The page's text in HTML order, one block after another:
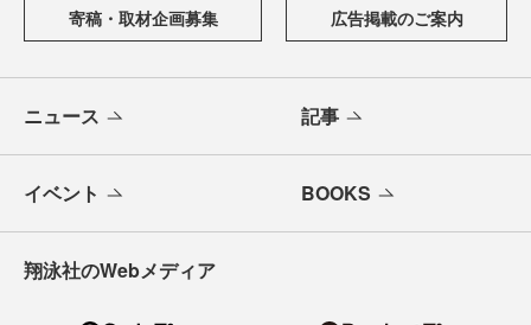
寄稿・取材企画募集 広告掲載のご案内
ニュース 記事
イベント BOOKS
翔泳社のWebメディア